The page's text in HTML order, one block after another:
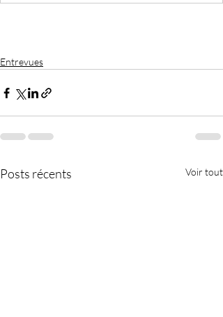
Entrevues
Posts récents Voir tout